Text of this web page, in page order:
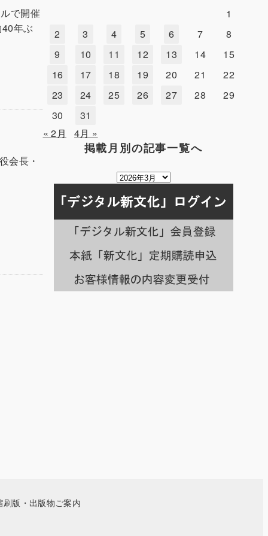
で開催
年ぶ
会長・
1
2
3 4 5 6 7
8
9
10 11 12 13 14
15
16
17 18 19 20 21
22
23
24 25 26 27 28
29
30
31
« 2月
4月 »
掲載月別の記事一覧へ
掲
月
別
の
事
一
覧
刷版・出版物ご案内